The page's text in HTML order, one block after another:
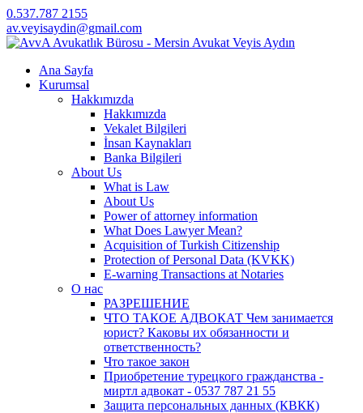
0.537.787 2155
av.veyisaydin@gmail.com
Ana Sayfa
Kurumsal
Hakkımızda
Hakkımızda
Vekalet Bilgileri
İnsan Kaynakları
Banka Bilgileri
About Us
What is Law
About Us
Power of attorney information
What Does Lawyer Mean?
Acquisition of Turkish Citizenship
Protection of Personal Data (KVKK)
E-warning Transactions at Notaries
О нас
РАЗРЕШЕНИЕ
ЧТО ТАКОЕ АДВОКАТ Чем занимается
юрист? Каковы их обязанности и
ответственность?
Что такое закон
Приобретение турецкого гражданства -
миртл адвокат - 0537 787 21 55
Защита персональных данных (КВКК)